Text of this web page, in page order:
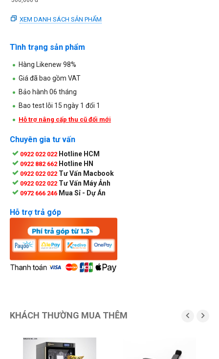
XEM DANH SÁCH SẢN PHẨM
Tình trạng sản phẩm
Hàng Likenew 98%
Giá đã bao gồm VAT
Bảo hành 06 tháng
Bao test lỗi 15 ngày 1 đổi 1
Hỗ trợ nâng cấp thu cũ đổi mới
Chuyên gia tư vấn
0922 022 022 Hotline HCM
0922 882 662 Hotline HN
0922 022 022 Tư Vấn Macbook
0922 022 022 Tư Vấn Máy Ảnh
0972 666 246 Mua Sỉ - Dự Án
Hỗ trợ trả góp
KHÁCH THƯỜNG MUA THÊM  